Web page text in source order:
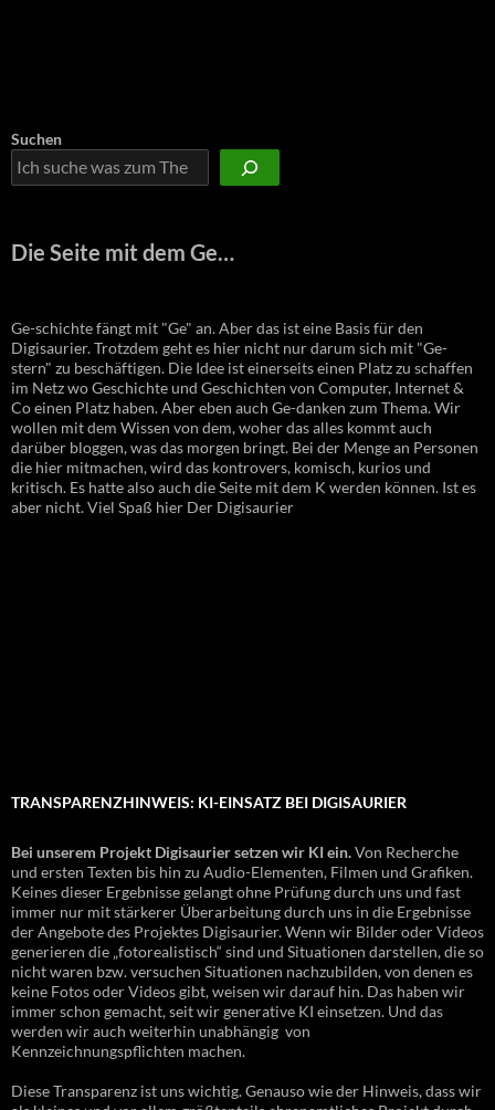
Suchen
Die Seite mit dem Ge…
Ge-schichte fängt mit "Ge" an. Aber das ist eine Basis für den
Digisaurier. Trotzdem geht es hier nicht nur darum sich mit "Ge-
stern" zu beschäftigen. Die Idee ist einerseits einen Platz zu schaffen
im Netz wo Geschichte und Geschichten von Computer, Internet &
Co einen Platz haben. Aber eben auch Ge-danken zum Thema. Wir
wollen mit dem Wissen von dem, woher das alles kommt auch
darüber bloggen, was das morgen bringt. Bei der Menge an Personen
die hier mitmachen, wird das kontrovers, komisch, kurios und
kritisch. Es hatte also auch die Seite mit dem K werden können. Ist es
aber nicht. Viel Spaß hier Der Digisaurier
TRANSPARENZHINWEIS: KI-EINSATZ BEI DIGISAURIER
Bei unserem Projekt Digisaurier setzen wir KI ein.Von Recherche
und ersten Texten bis hin zu Audio-Elementen, Filmen und Grafiken.
Keines dieser Ergebnisse gelangt ohne Prüfung durch uns und fast
immer nur mit stärkerer Überarbeitung durch uns in die Ergebnisse
der Angebote des Projektes Digisaurier. Wenn wir Bilder oder Videos
generieren die „fotorealistisch“ sind und Situationen darstellen, die so
nicht waren bzw. versuchen Situationen nachzubilden, von denen es
keine Fotos oder Videos gibt, weisen wir darauf hin. Das haben wir
immer schon gemacht, seit wir generative KI einsetzen. Und das
werden wir auch weiterhin unabhängig von
Kennzeichnungspflichten machen.
Diese Transparenz ist uns wichtig. Genauso wie der Hinweis, dass wir